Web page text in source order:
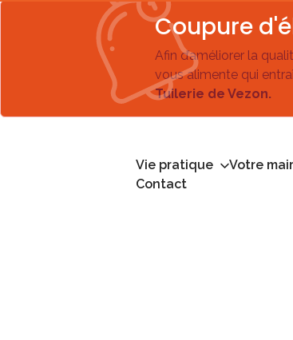
Coupure
Afin d’améliorer la
vous alimente qui
Tuilerie de Vezon.
Vie pratique Votre
Contact